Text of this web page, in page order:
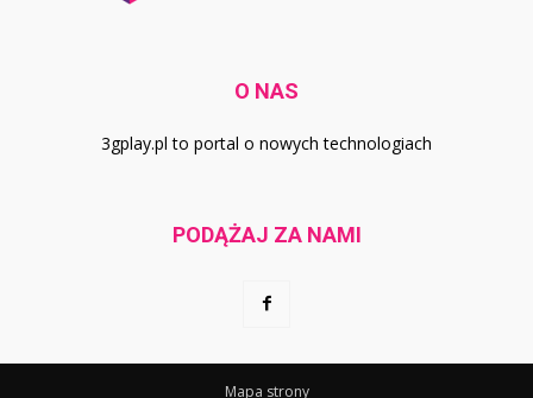
O NAS
3gplay.pl to portal o nowych technologiach
PODĄŻAJ ZA NAMI
Mapa strony